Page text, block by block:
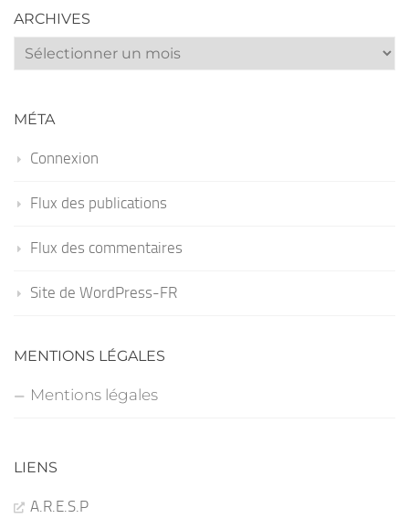
ARCHIVES
Archives
MÉTA
Connexion
Flux des publications
Flux des commentaires
Site de WordPress-FR
MENTIONS LÉGALES
Mentions légales
LIENS
A.R.E.S.P